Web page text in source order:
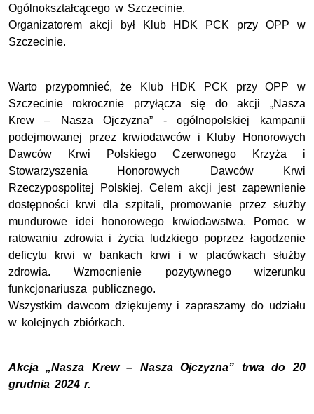
Ogólnokształcącego w Szczecinie.
Organizatorem akcji był Klub HDK PCK przy OPP w
Szczecinie.
Warto przypomnieć, że Klub HDK PCK przy OPP w
Szczecinie rokrocznie przyłącza się do akcji „Nasza
Krew – Nasza Ojczyzna” - ogólnopolskiej kampanii
podejmowanej przez krwiodawców i Kluby Honorowych
Dawców Krwi Polskiego Czerwonego Krzyża i
Stowarzyszenia Honorowych Dawców Krwi
Rzeczypospolitej Polskiej. Celem akcji jest zapewnienie
dostępności krwi dla szpitali, promowanie przez służby
mundurowe idei honorowego krwiodawstwa. Pomoc w
ratowaniu zdrowia i życia ludzkiego poprzez łagodzenie
deficytu krwi w bankach krwi i w placówkach służby
zdrowia. Wzmocnienie pozytywnego wizerunku
funkcjonariusza publicznego.
Wszystkim dawcom dziękujemy i zapraszamy do udziału
w kolejnych zbiórkach.
Akcja „Nasza Krew – Nasza Ojczyzna” trwa do 20
grudnia 2024 r.